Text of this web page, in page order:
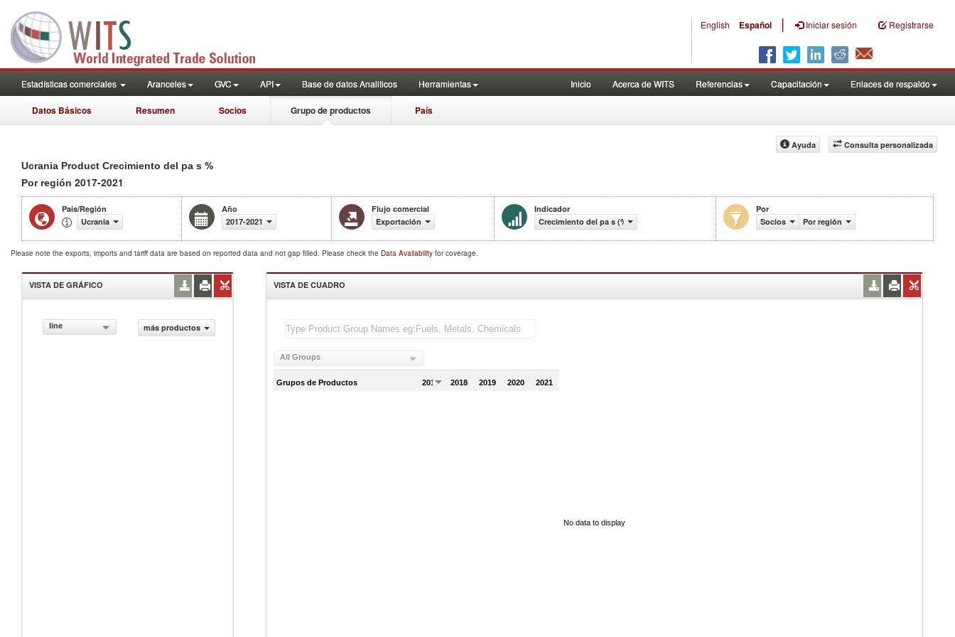
English Español | Iniciar sesión Registrarse
Estadísticas comerciales Aranceles GVC API Base de datos Analiticos Herramientas Inicio Acerca de WITS Referencias Capacitación Enlaces de respaldo
Datos Básicos Resumen Socios Grupo de productos País
Consulta personalizada
Ayuda
Ucrania Product Crecimiento del pa s %
Por región 2017-2021
País/Región
Ucrania
Año
2017-2021
Flujo comercial
Exportación
Indicador
Crecimiento del pa s (%)
Por
Socios
Por región
Please note the exports, imports and tariff data are based on reported data and not gap filled. Please check the Data Availability for coverage.
VISTA DE GRÁFICO
line más productos
VISTA DE CUADRO
All Groups
Grupos de Productos 2017 2018 2019 2020 2021
No data to display